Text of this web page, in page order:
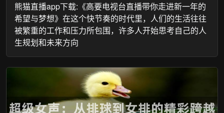
熊猫直播app下载:《高要电视台直播带你走进新一年的
希望与梦想》在这个快节奏的时代里，人们的生活往往
被繁重的工作和压力所包围，许多人开始思考自己的人
生规划和未来方向